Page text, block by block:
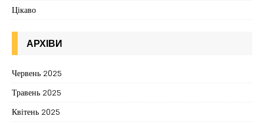
Цікаво
АРХІВИ
Червень 2025
Травень 2025
Квітень 2025